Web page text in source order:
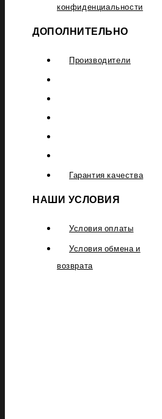
конфиденциальности
ДОПОЛНИТЕЛЬНО
Производители
Гарантия качества
НАШИ УСЛОВИЯ
Условия оплаты
Условия обмена и
возврата